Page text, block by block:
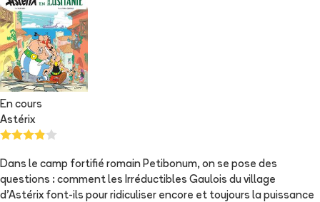
En cours
Astérix
Dans le camp fortifié romain Petibonum, on se pose des
questions : comment les Irréductibles Gaulois du village
d’Astérix font-ils pour ridiculiser encore et toujours la puissance